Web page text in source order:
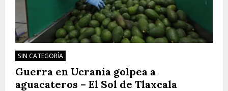
SIN CATEGORÍA
Guerra en Ucrania golpea a
aguacateros – El Sol de Tlaxcala